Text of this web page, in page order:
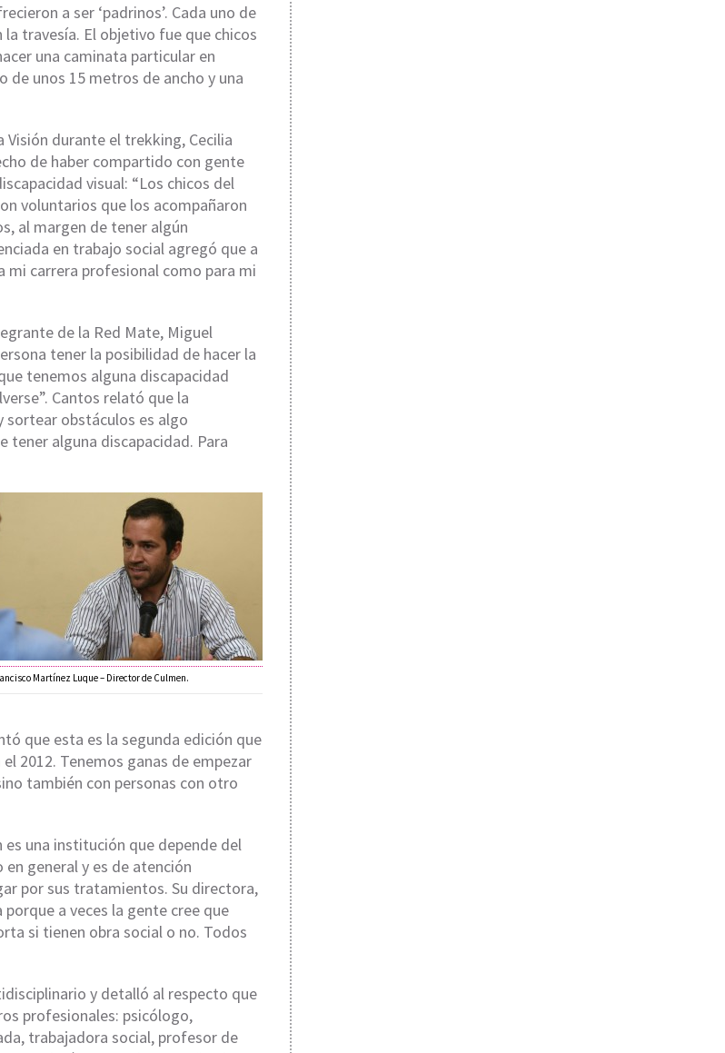
a ser ‘padrinos’. Cada uno de
travesía. El objetivo fue que chicos
una caminata particular en
de unos 15 metros de ancho y una
durante el trekking, Cecilia
de haber compartido con gente
visual: “Los chicos del
voluntarios que los acompañaron
al margen de tener algún
en trabajo social agregó que a
mi carrera profesional como para mi
de la Red Mate, Miguel
tener la posibilidad de hacer la
tenemos alguna discapacidad
Cantos relató que la
sortear obstáculos es algo
tener alguna discapacidad. Para
Martínez Luque – Director de Culmen.
que esta es la segunda edición que
2012. Tenemos ganas de empezar
también con personas con otro
es una institución que depende del
general y es de atención
por sus tratamientos. Su directora,
a veces la gente cree que
si tienen obra social o no. Todos
y detalló al respecto que
profesionales: psicólogo,
trabajadora social, profesor de